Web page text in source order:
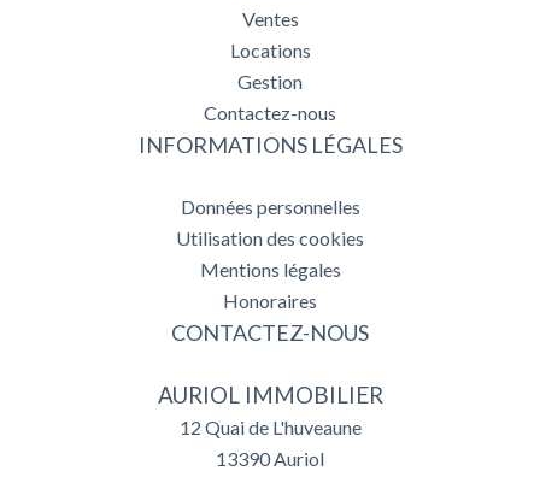
Ventes
Locations
Gestion
Contactez-nous
INFORMATIONS LÉGALES
Données personnelles
Utilisation des cookies
Mentions légales
Honoraires
CONTACTEZ-NOUS
AURIOL IMMOBILIER
12 Quai de L'huveaune
13390Auriol